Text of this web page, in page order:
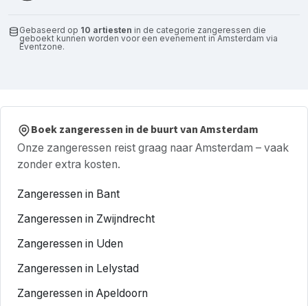
Gebaseerd op 10 artiesten in de categorie zangeressen die
geboekt kunnen worden voor een evenement in Amsterdam via
Eventzone.
Boek zangeressen in de buurt van Amsterdam
Onze zangeressen reist graag naar Amsterdam – vaak
zonder extra kosten.
Zangeressen in Bant
Zangeressen in Zwijndrecht
Zangeressen in Uden
Zangeressen in Lelystad
Zangeressen in Apeldoorn